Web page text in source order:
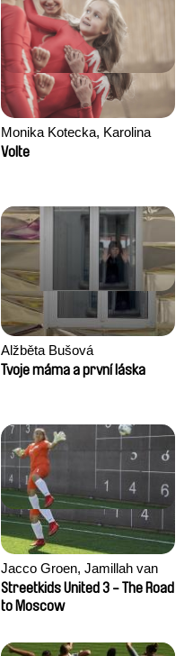
Monika Kotecka, Karolina
Poryzała
Volte
Alžběta Bušová
Tvoje máma a první láska
Jacco Groen, Jamillah van
der Hulst
Streetkids United 3 - The Road
to Moscow